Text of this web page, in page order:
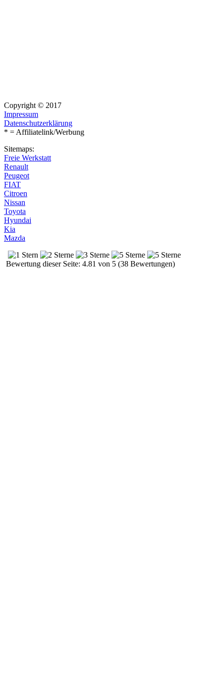
Copyright © 2017
Impressum
Datenschutzerklärung
* = Affiliatelink/Werbung
Sitemaps:
Freie Werkstatt
Renault
Peugeot
FIAT
Citroen
Nissan
Toyota
Hyundai
Kia
Mazda
Bewertung dieser Seite: 4.81 von 5 (38 Bewertungen)